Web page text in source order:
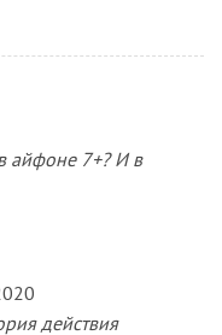
айфоне 7+? И в
действия